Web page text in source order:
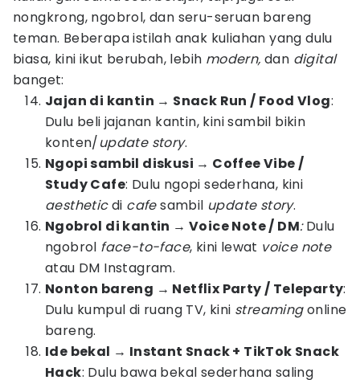
nongkrong, ngobrol, dan seru-seruan bareng
teman. Beberapa istilah anak kuliahan yang dulu
biasa, kini ikut berubah, lebih modern, dan digital
banget:
Jajan di kantin → Snack Run / Food Vlog:
Dulu beli jajanan kantin, kini sambil bikin
konten/update story.
Ngopi sambil diskusi → Coffee Vibe /
Study Cafe: Dulu ngopi sederhana, kini
aestheticdi cafesambil update story.
Ngobrol di kantin → Voice Note / DM:Dulu
ngobrol face-to-face, kini lewat voice note
atau DM Instagram.
Nonton bareng → Netflix Party / Teleparty:
Dulu kumpul di ruang TV, kini streamingonline
bareng.
Ide bekal → Instant Snack + TikTok Snack
Hack: Dulu bawa bekal sederhana saling